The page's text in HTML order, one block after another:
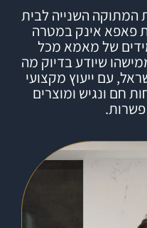
המתוקה השנייה לבית
פאפא אינקבמטרה
של מאמא מכל
שיודע בדיוק מה
עם ייעוץ מקצועי
חם ונגיש ומוצרים